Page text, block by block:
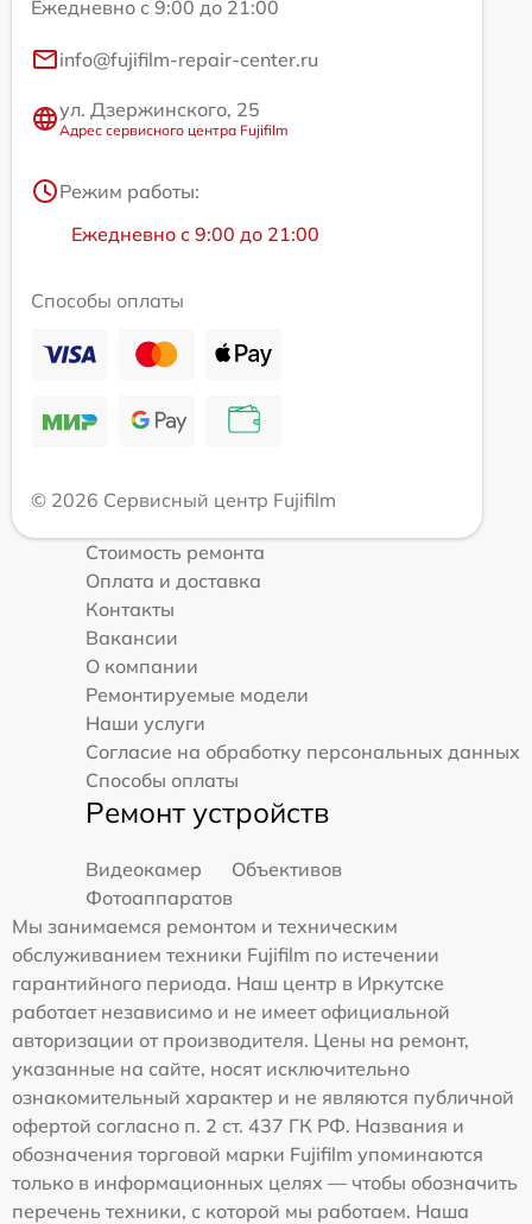
Ежедневно с 9:00 до 21:00
info@fujifilm-repair-center.ru
ул. Дзержинского, 25
Адрес сервисного центра Fujifilm
Режим работы:
Ежедневно с 9:00 до 21:00
Способы оплаты
© 2026 Сервисный центр Fujifilm
Стоимость ремонта
Оплата и доставка
Контакты
Вакансии
О компании
Ремонтируемые модели
Наши услуги
Согласие на обработку персональных данных
Способы оплаты
Ремонт устройств
Видеокамер
Объективов
Фотоаппаратов
Мы занимаемся ремонтом и техническим
обслуживанием техники Fujifilm по истечении
гарантийного периода. Наш центр в Иркутске
работает независимо и не имеет официальной
авторизации от производителя. Цены на ремонт,
указанные на сайте, носят исключительно
ознакомительный характер и не являются публичной
офертой согласно п. 2 ст. 437 ГК РФ. Названия и
обозначения торговой марки Fujifilm упоминаются
только в информационных целях — чтобы обозначить
перечень техники, с которой мы работаем. Наша